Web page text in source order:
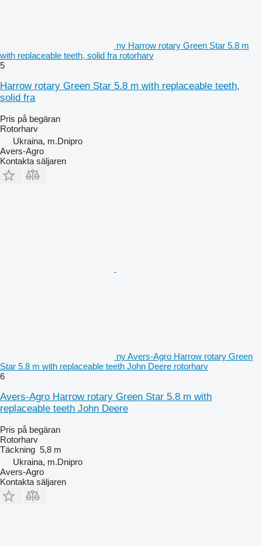
ny Harrow rotary Green Star 5.8 m
with replaceable teeth, solid fra rotorharv
5
Harrow rotary Green Star 5.8 m with replaceable teeth,
solid fra
Pris på begäran
Rotorharv
Ukraina, m.Dnipro
Avers-Agro
Kontakta säljaren
ny Avers-Agro Harrow rotary Green
Star 5.8 m with replaceable teeth John Deere rotorharv
6
Avers-Agro Harrow rotary Green Star 5.8 m with
replaceable teeth John Deere
Pris på begäran
Rotorharv
Täckning 5,8 m
Ukraina, m.Dnipro
Avers-Agro
Kontakta säljaren